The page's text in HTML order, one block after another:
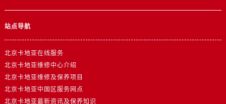
站点导航
北京卡地亚在线服务
北京卡地亚维修中心介绍
北京卡地亚维修及保养项目
北京卡地亚中国区服务网点
北京卡地亚最新资讯及保养知识